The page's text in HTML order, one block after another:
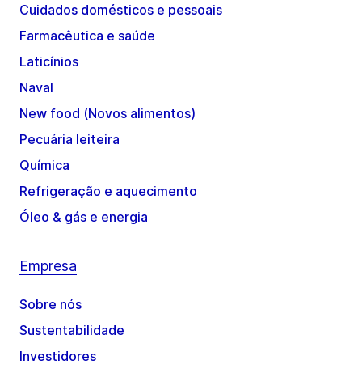
Cuidados domésticos e pessoais
Farmacêutica e saúde
Laticínios
Naval
New food (Novos alimentos)
Pecuária leiteira
Química
Refrigeração e aquecimento
Óleo & gás e energia
Empresa
Sobre nós
Sustentabilidade
Investidores